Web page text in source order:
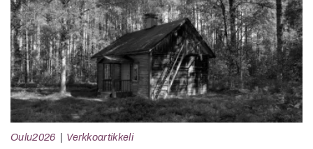
Oulu2026 Verkkoartikkeli